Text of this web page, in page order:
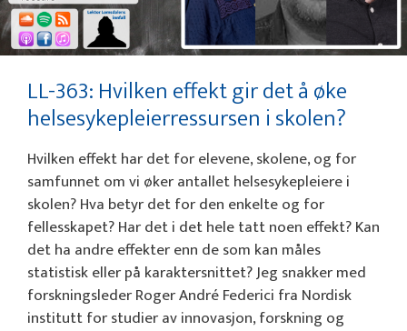
LL-363: Hvilken effekt gir det å øke
helsesykepleierressursen i skolen?
Hvilken effekt har det for elevene, skolene, og for
samfunnet om vi øker antallet helsesykepleiere i
skolen? Hva betyr det for den enkelte og for
fellesskapet? Har det i det hele tatt noen effekt? Kan
det ha andre effekter enn de som kan måles
statistisk eller på karaktersnittet? Jeg snakker med
forskningsleder Roger André Federici fra Nordisk
institutt for studier av innovasjon, forskning og